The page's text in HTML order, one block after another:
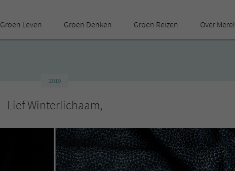
Groen Leven Groen Denken Groen Reizen Over Merel
2019
Lief Winterlichaam,